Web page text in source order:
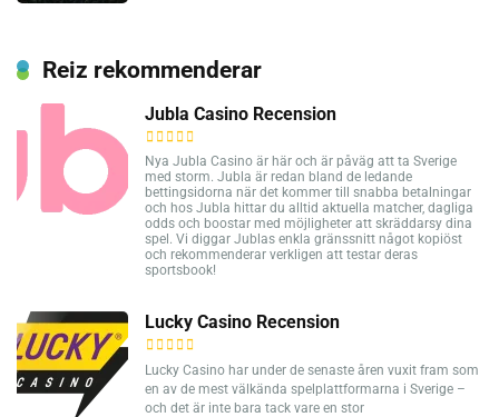
Reiz rekommenderar
Jubla Casino Recension
Nya Jubla Casino är här och är påväg att ta Sverige
med storm. Jubla är redan bland de ledande
bettingsidorna när det kommer till snabba betalningar
och hos Jubla hittar du alltid aktuella matcher, dagliga
odds och boostar med möjligheter att skräddarsy dina
spel. Vi diggar Jublas enkla gränssnitt något kopiöst
och rekommenderar verkligen att testar deras
sportsbook!
Lucky Casino Recension
Lucky Casino har under de senaste åren vuxit fram som
en av de mest välkända spelplattformarna i Sverige –
och det är inte bara tack vare en stor